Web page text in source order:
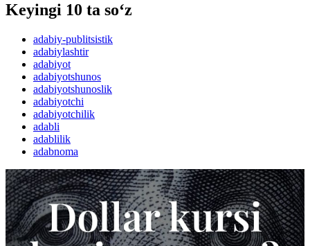
Keyingi 10 ta so‘z
adabiy-publitsistik
adabiylashtir
adabiyot
adabiyotshunos
adabiyotshunoslik
adabiyotchi
adabiyotchilik
adabli
adablilik
adabnoma